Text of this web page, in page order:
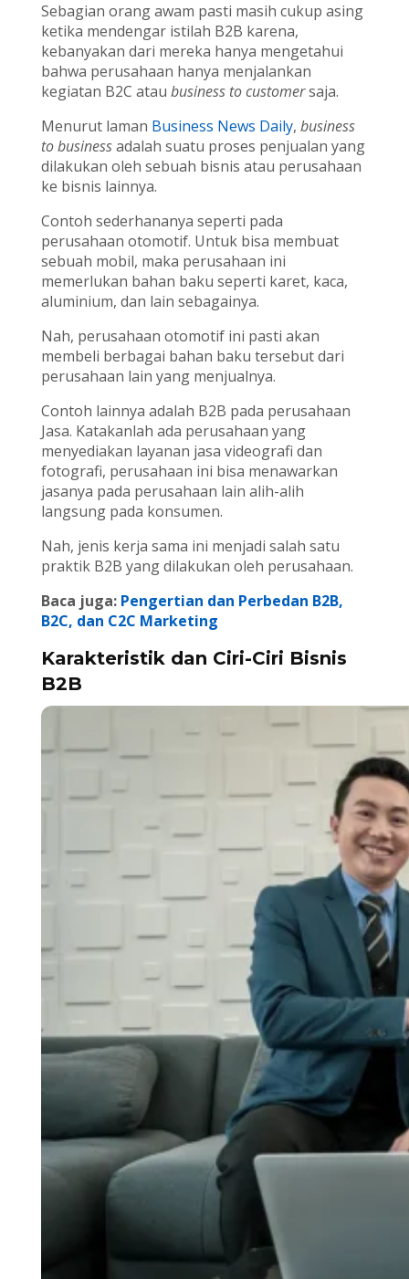
Sebagian orang awam pasti masih cukup asing
ketika mendengar istilah B2B karena,
kebanyakan dari mereka hanya mengetahui
bahwa perusahaan hanya menjalankan
kegiatan B2C atau business to customersaja.
Menurut laman Business News Daily, business
to businessadalah suatu proses penjualan yang
dilakukan oleh sebuah bisnis atau perusahaan
ke bisnis lainnya.
Contoh sederhananya seperti pada
perusahaan otomotif. Untuk bisa membuat
sebuah mobil, maka perusahaan ini
memerlukan bahan baku seperti karet, kaca,
aluminium, dan lain sebagainya.
Nah, perusahaan otomotif ini pasti akan
membeli berbagai bahan baku tersebut dari
perusahaan lain yang menjualnya.
Contoh lainnya adalah B2B pada perusahaan
Jasa. Katakanlah ada perusahaan yang
menyediakan layanan jasa videografi dan
fotografi, perusahaan ini bisa menawarkan
jasanya pada perusahaan lain alih-alih
langsung pada konsumen.
Nah, jenis kerja sama ini menjadi salah satu
praktik B2B yang dilakukan oleh perusahaan.
Baca juga: Pengertian dan Perbedan B2B,
B2C, dan C2C Marketing
Karakteristik dan Ciri-Ciri Bisnis
B2B